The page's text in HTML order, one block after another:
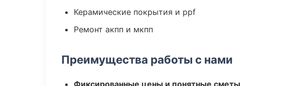
Керамические покрытия и ppf
Ремонт акпп и мкпп
Преимущества работы с нами
Фиксированные цены и понятные сметы